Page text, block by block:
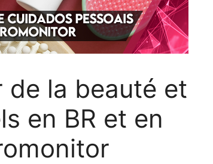
de la beauté et
en BR et en